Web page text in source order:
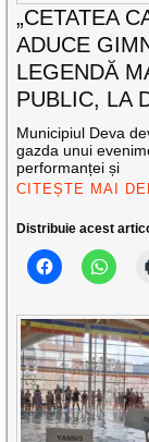
„CETATEA
ADUCE
LEGENDĂ
PUBLIC, LA
Municipiul Deva
gazda unui
performanței și
CITEȘTE MAI
Distribuie acest